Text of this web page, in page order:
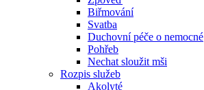
Biřmování
Svatba
Duchovní péče o nemocné
Pohřeb
Nechat sloužit mši
Rozpis služeb
Akolyté